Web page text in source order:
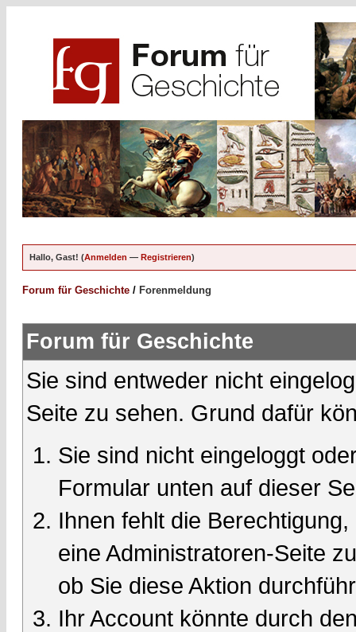
Hallo, Gast! (Anmelden — Registrieren)
Forum für Geschichte / Forenmeldung
Forum für Geschichte
Sie sind entweder nicht
Seite zu sehen. Grund dafür
Sie sind nicht eingeloggt
Formular unten auf dieser
Ihnen fehlt die
eine Administratoren-Seite
ob Sie diese Aktion
Ihr Account könnte durch